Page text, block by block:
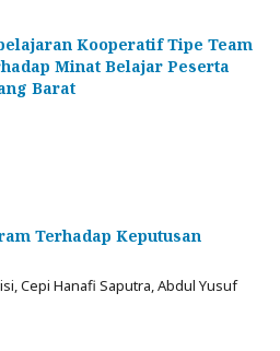
Kooperatif Tipe Team
Minat Belajar Peserta
Barat
Terhadap Keputusan
Cepi Hanafi Saputra, Abdul Yusuf